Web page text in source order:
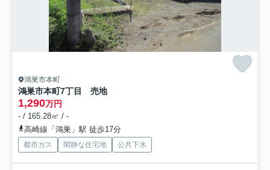
鴻巣市本町
鴻巣市本町7丁目 売地
1,290万円
- / 165.28㎡ / -
高崎線「鴻巣」駅 徒歩17分
都市ガス 閑静な住宅地 公共下水